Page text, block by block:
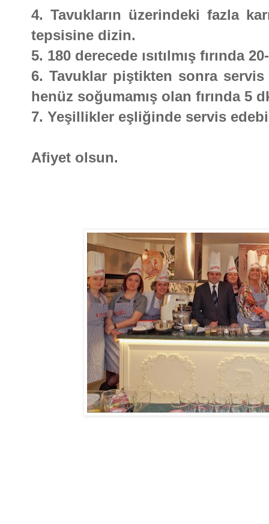
4. Tavukların üzerindeki fazla
tepsisine dizin.
5. 180 derecede ısıtılmış fırında
6. Tavuklar piştikten sonra
henüz soğumamış olan fırında 5
7. Yeşillikler eşliğinde servis
Afiyet olsun.